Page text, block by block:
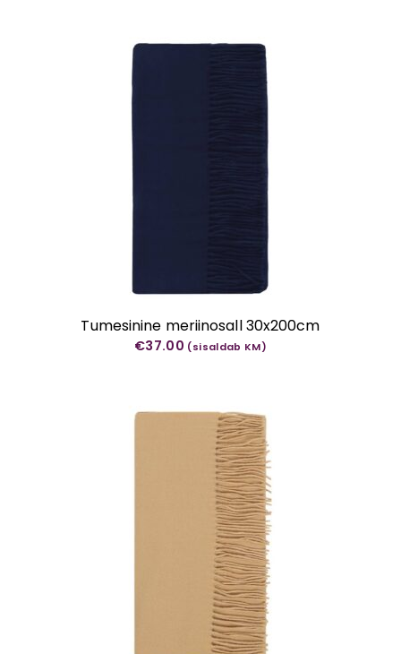
Tumesinine meriinosall 30x200cm
€37.00 (sisaldab KM)